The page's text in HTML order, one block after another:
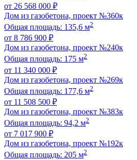
от 26 568 000 ₽
Дом из газобетона, проект №360к
Общая площадь: 135,6 м2
от 8 786 900 ₽
Дом из газобетона, проект №240к
Общая площадь: 175 м2
от 11 340 000 ₽
Дом из газобетона, проект №269к
Общая площадь: 177,6 м2
от 11 508 500 ₽
Дом из газобетона, проект №383к
Общая площадь: 94,2 м2
от 7 017 900 ₽
Дом из газобетона, проект №192к
Общая площадь: 205 м2